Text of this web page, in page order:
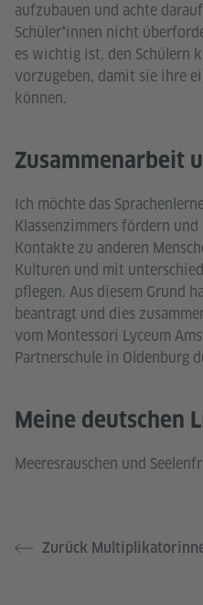
aufzubauen und achte
Schüler*innen nicht
es wichtig ist, den Schülern
vorzugeben, damit sie ihre
können.
Zusammenarbeit
Ich möchte das
Klassenzimmers fördern
Kontakte zu anderen
Kulturen und mit
pflegen. Aus diesem Grund
beantragt und dies
vom Montessori Lyceum
Partnerschule in Oldenburg
Meine deutschen
Meeresrauschen und
Zurück